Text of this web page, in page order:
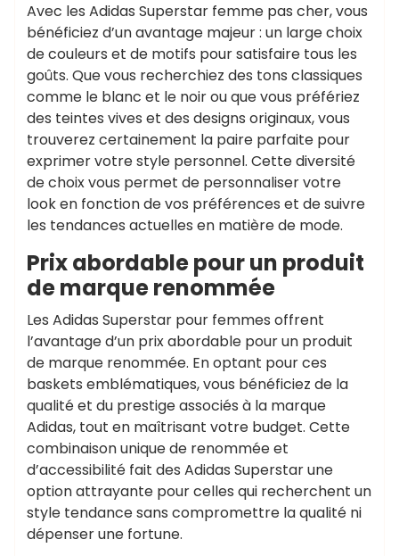
Avec les Adidas Superstar femme pas cher, vous
bénéficiez d’un avantage majeur : un large choix
de couleurs et de motifs pour satisfaire tous les
goûts. Que vous recherchiez des tons classiques
comme le blanc et le noir ou que vous préfériez
des teintes vives et des designs originaux, vous
trouverez certainement la paire parfaite pour
exprimer votre style personnel. Cette diversité
de choix vous permet de personnaliser votre
look en fonction de vos préférences et de suivre
les tendances actuelles en matière de mode.
Prix abordable pour un produit
de marque renommée
Les Adidas Superstar pour femmes offrent
l’avantage d’un prix abordable pour un produit
de marque renommée. En optant pour ces
baskets emblématiques, vous bénéficiez de la
qualité et du prestige associés à la marque
Adidas, tout en maîtrisant votre budget. Cette
combinaison unique de renommée et
d’accessibilité fait des Adidas Superstar une
option attrayante pour celles qui recherchent un
style tendance sans compromettre la qualité ni
dépenser une fortune.